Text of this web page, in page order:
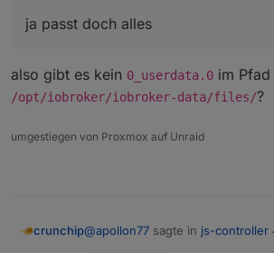
ja passt doch alles
also gibt es kein 0_userdata.0 im Pfad
/opt/iobroker/iobroker-data/files/?
umgestiegen von Proxmox auf Unraid
crunchip@apollon77 sagte in js-controller